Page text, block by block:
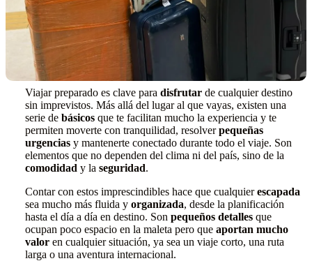
Viajar preparado es clave para disfrutar de cualquier destino
sin imprevistos. Más allá del lugar al que vayas, existen una
serie de básicos que te facilitan mucho la experiencia y te
permiten moverte con tranquilidad, resolverpequeñas
urgencias y mantenerte conectado durante todo el viaje. Son
elementos que no dependen del clima ni del país, sino de la
comodidad y la seguridad.
Contar con estos imprescindibles hace que cualquierescapada
sea mucho más fluida y organizada, desde la planificación
hasta el día a día en destino. Son pequeños detalles que
ocupan poco espacio en la maleta pero que aportan mucho
valor en cualquier situación, ya sea un viaje corto, una ruta
larga o una aventura internacional.